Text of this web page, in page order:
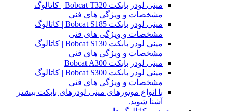
مینی لودر بابکت Bobcat T320 | کاتالوگ
مشخصات و ویژگی های فنی
مینی لودر بابکت Bobcat S185 | کاتالوگ
مشخصات و ویژگی های فنی
مینی لودر بابکت Bobcat S130 | کاتالوگ
مشخصات و ویژگی های فنی
مینی لودر بابکت Bobcat A300
مینی لودر بابکت Bobcat S300 | کاتالوگ
مشخصات و ویژگی های فنی
با انواع موتورهای مینی لودرهای بابکت بیشتر
آشنا شوید.